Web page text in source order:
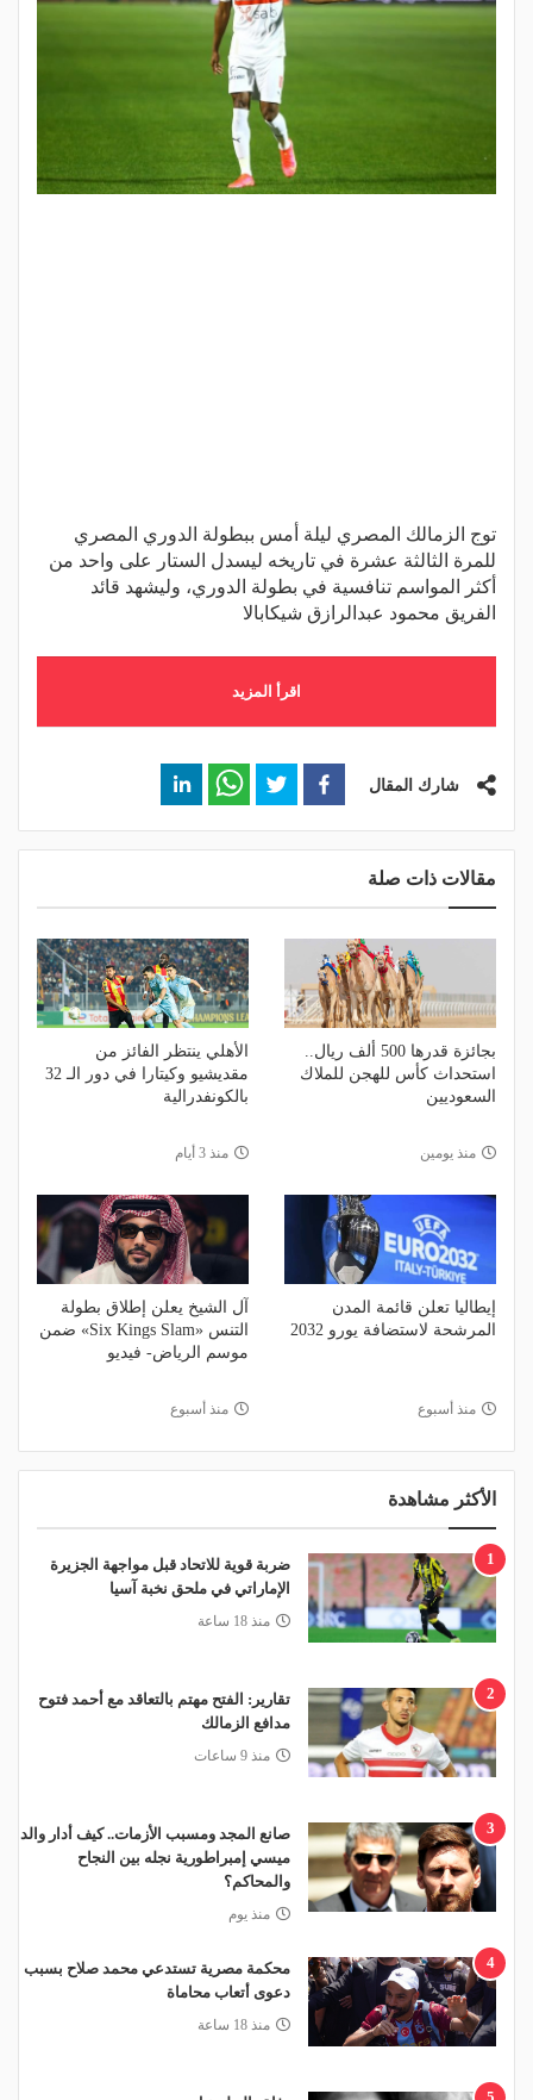
توج الزمالك المصري ليلة أمس ببطولة الدوري المصري
للمرة الثالثة عشرة في تاريخه ليسدل الستار على واحد من
أكثر المواسم تنافسية في بطولة الدوري، وليشهد قائد
الفريق محمود عبدالرازق شيكابالا
اقرأ المزيد
شارك المقال
مقالات ذات صلة
بجائزة قدرها 500 ألف ريال..
استحداث كأس للهجن للملاك
السعوديين
منذ يومين
الأهلي ينتظر الفائز من
مقديشيو وكيتارا في دور الـ 32
بالكونفدرالية
منذ 3 أيام
إيطاليا تعلن قائمة المدن
المرشحة لاستضافة يورو 2032
منذ أسبوع
آل الشيخ يعلن إطلاق بطولة
التنس «Six Kings Slam» ضمن
موسم الرياض- فيديو
منذ أسبوع
الأكثر مشاهدة
1
ضربة قوية للاتحاد قبل مواجهة الجزيرة
الإماراتي في ملحق نخبة آسيا
منذ 18 ساعة
2
تقارير: الفتح مهتم بالتعاقد مع أحمد فتوح
مدافع الزمالك
منذ 9 ساعات
3
صانع المجد ومسبب الأزمات.. كيف أدار والد
ميسي إمبراطورية نجله بين النجاح
والمحاكم؟
منذ يوم
4
محكمة مصرية تستدعي محمد صلاح بسبب
دعوى أتعاب محاماة
منذ 18 ساعة